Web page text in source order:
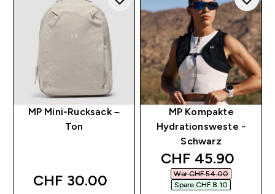
MP Mini-Rucksack –
Ton
CHF 30.00‎
MP Kompakte
Hydrationsweste -
Schwarz
discounted price
CHF 45.90‎
War CHF 54.00‎
Spare CHF 8.10‎